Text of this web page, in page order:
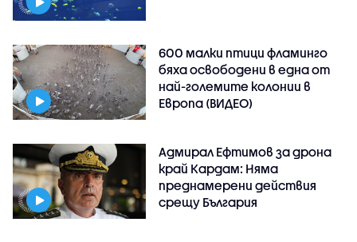
600 малки птици фламинго
бяха освободени в една от
най-големите колонии в
Европа (ВИДЕО)
Адмирал Ефтимов за дрона
край Кардам: Няма
преднамерени действия
срещу България